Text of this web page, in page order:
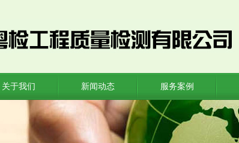
关于我们 新闻动态 服务案例